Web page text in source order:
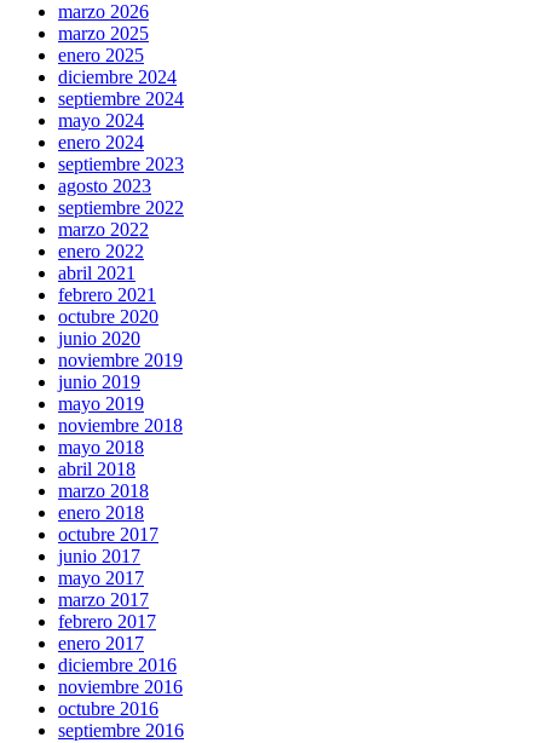
marzo 2026
marzo 2025
enero 2025
diciembre 2024
septiembre 2024
mayo 2024
enero 2024
septiembre 2023
agosto 2023
septiembre 2022
marzo 2022
enero 2022
abril 2021
febrero 2021
octubre 2020
junio 2020
noviembre 2019
junio 2019
mayo 2019
noviembre 2018
mayo 2018
abril 2018
marzo 2018
enero 2018
octubre 2017
junio 2017
mayo 2017
marzo 2017
febrero 2017
enero 2017
diciembre 2016
noviembre 2016
octubre 2016
septiembre 2016